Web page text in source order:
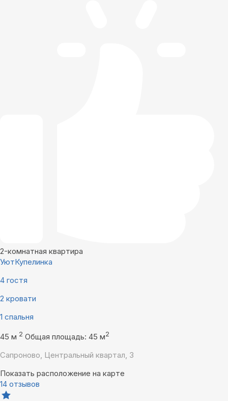
2-комнатная квартира
УютКупелинка
4 гостя
2 кровати
1 спальня
45 м 2 Общая площадь: 45 м2
Сапроново, Центральный квартал, 3
Показать расположение на карте
14 отзывов